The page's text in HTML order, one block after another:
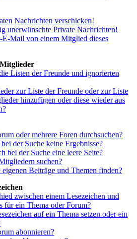
Nachrichten verschicken!
unerwünschte Private Nachrichten!
E-Mail von einem Mitglied dieses
Listen der Freunde und ignorierten
zur Liste der Freunde oder zur Liste
hinzufügen oder diese wieder aus
oder mehrere Foren durchsuchen?
der Suche keine Ergebnisse?
bei der Suche eine leere Seite?
suchen?
Beiträge und Themen finden?
zwischen einem Lesezeichen und
für ein Thema oder Forum?
auf ein Thema setzen oder ein
abonnieren?